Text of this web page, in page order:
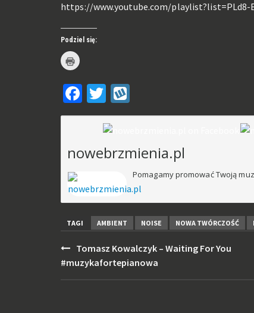
https://www.youtube.com/playlist?list=PLd8-
Podziel się:
Kliknij
by
w
nowym
oknie)Facebook
Twitter
nowebrzmienia.pl
Pomagamy promować Twoją
TAGI AMBIENT NOISE NOWA TWÓRCZOŚĆ
Post
navigation
Tomasz Kowalczyk – Waiting For You
#muzykafortepianowa